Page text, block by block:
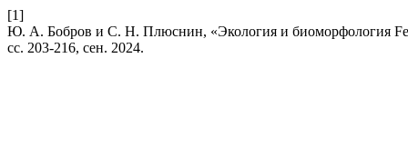
[1]
Ю. А. Бобров и С. Н. Плюснин, «Экология и биоморфология
сс. 203-216, сен. 2024.